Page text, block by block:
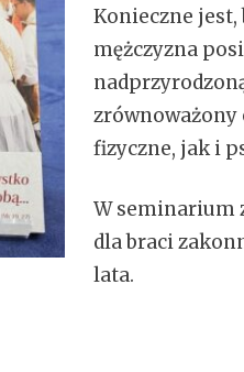
Konieczne jest,
mężczyzna
zrównoważony
fizyczne, jak i
W seminarium
dla braci
lata.